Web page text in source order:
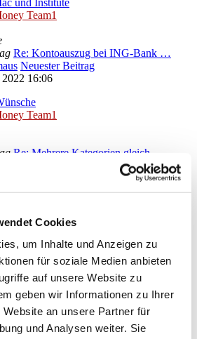
Cookies
um Inhalte und Anzeigen zu
für soziale Medien anbieten
auf unsere Website zu
geben wir Informationen zu Ihrer
an unsere Partner für
und Analysen weiter. Sie
und Institute
Team1
Re: Kontoauszug bei ING-Bank …
Neuester Beitrag
16:06
Team1
Re: Mehrere Kategorien gleich…
Star Finanz GmbH
(Produktaktualisierungen)
15
zu StarMoney Deluxe 15
Deluxe 15
Deluxe 15
15 und Institute
Wünsche zu StarMoney Deluxe 15